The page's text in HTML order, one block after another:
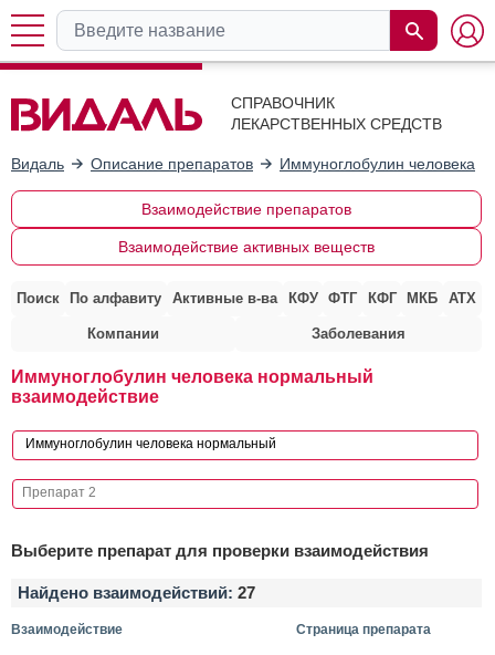
СПРАВОЧНИК
ЛЕКАРСТВЕННЫХ СРЕДСТВ
Видаль Описание препаратов Иммуноглобулин человека
Взаимодействие препаратов
Взаимодействие активных веществ
Поиск По алфавиту Активные в-ва КФУ ФТГ КФГ МКБ АТХ
Компании Заболевания
Иммуноглобулин человека нормальный
взаимодействие
Выберите препарат для проверки взаимодействия
Найдено взаимодействий: 27
Взаимодействие Страница препарата